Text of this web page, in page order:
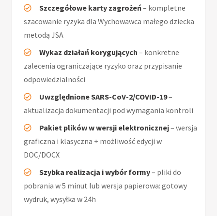
Szczegółowe karty zagrożeń– kompletne
szacowanie ryzyka dla Wychowawca małego dziecka
metodą JSA
Wykaz działań korygujących – konkretne
zalecenia ograniczające ryzyko oraz przypisanie
odpowiedzialności
Uwzględnione SARS-CoV-2/COVID-19–
aktualizacja dokumentacji pod wymagania kontroli
Pakiet plików w wersji elektronicznej– wersja
graficzna i klasyczna + możliwość edycji w
DOC/DOCX
Szybka realizacja i wybór formy– pliki do
pobrania w 5 minut lub wersja papierowa: gotowy
wydruk, wysyłka w 24h